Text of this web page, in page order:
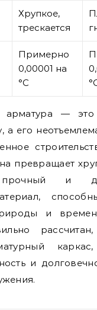
Хрупкое,
трескается
Примерно
0,00001 на
°C
арматура —
а его
превращает
и
и
и